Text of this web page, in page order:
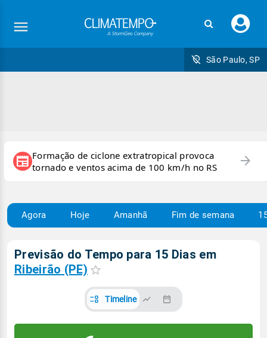
seu
São Paulo, SP
newspaper Formação de ciclone extratropical provoca
tornado e ventos acima de 100 km/h no RS
arrow_forward
Agora Hoje Amanhã Fim de semana
Previsão do Tempo para 15 Dias em
Ribeirão (PE)
Timeline